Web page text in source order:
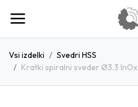
Vsi izdelki
Svedri HSS
Kratki spiralni sveder Ø3.3 InOx